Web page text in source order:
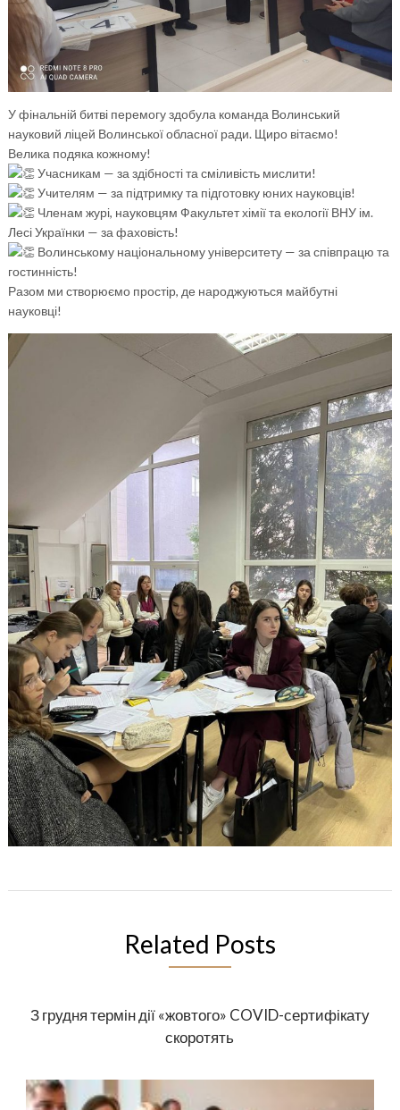
У фінальній битві перемогу здобула команда Волинський
науковий ліцей Волинської обласної ради. Щиро вітаємо!
Велика подяка кожному!
Учасникам — за здібності та сміливість мислити!
Учителям — за підтримку та підготовку юних науковців!
Членам журі, науковцям Факультет хімії та екології ВНУ ім.
Лесі Українки — за фаховість!
Волинському національному університету — за співпрацю та
гостинність!
Разом ми створюємо простір, де народжуються майбутні
науковці!
Related Posts
З грудня термін дії «жовтого» COVID-сертифікату
скоротять